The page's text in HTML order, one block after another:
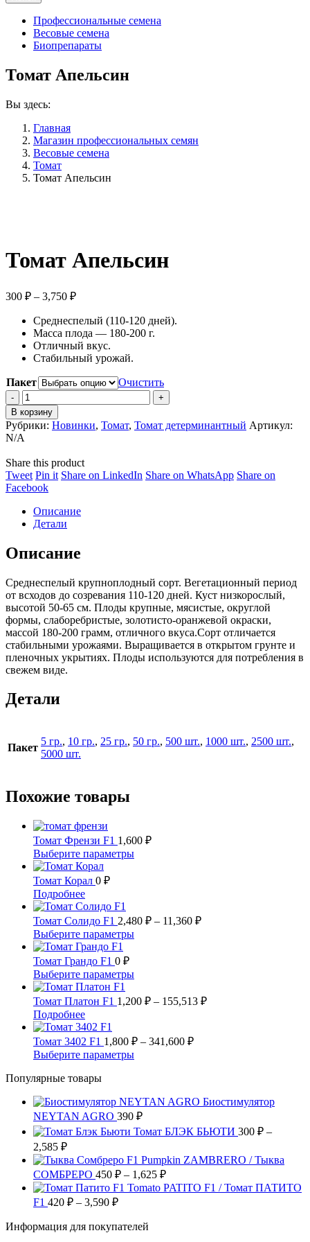
Профессиональные семена
Весовые семена
Биопрепараты
Томат Апельсин
Вы здесь:
Главная
Магазин профессиональных семян
Весовые семена
Томат
Томат Апельсин
Томат Апельсин
300 ₽ – 3,750 ₽Диапазон
300 ₽
–
3,750 ₽
Среднеспелый (110-120 дней).
Масса плода — 180-200 г.
Отличный вкус.
Стабильный урожай.
Пакет
Очистить
Томат
Апельсин
quantity
В корзину
Рубрики: Новинки, Томат, Томат детерминантный Артикул:
N/A
Share this product
TweetShare
on
Pin itShare
Share on LinkedIn Share
Share on WhatsAppShare
Share on
FacebookShare
Facebook
Описание
Детали
Описание
Среднеспелый крупноплодный сорт. Вегетационный период
от всходов до созревания 110-120 дней. Куст низкорослый,
высотой 50-65 см. Плоды крупные, мясистые, округлой
формы, слаборебристые, золотисто-оранжевой окраски,
массой 180-200 грамм, отличного вкуса.Сорт отличается
стабильными урожаями. Выращивается в открытом грунте и
пленочных укрытиях. Плоды используются для потребления в
свежем виде.
Детали
Пакет
5 гр., 10 гр., 25 гр., 50 гр., 500 шт., 1000 шт., 2500 шт.,
5000 шт.
Похожие товары
Томат Френзи F1 1,600 ₽
Выберите параметрыЭтот
Опции
можно
выбрать
товара.
Томат Корал 0 ₽
ПодробнееЭтот
товар
имеет
несколько
вариаций.
Опции
можно
выбрать
на
странице
товара.
Томат Солидо F1 2,480 ₽ – 11,360 ₽Диапазон
Выберите параметрыЭтот
несколько
вариаций.
Опции
можно
странице
товара.
Томат Грандо F1 0 ₽
Выберите параметрыЭтот
имеет
Опции
можно
выбрать
товара.
Томат Платон F1 1,200 ₽ – 155,513 ₽Диапазон
ПодробнееЭтот
товар
имеет
несколько
вариаций.
Опции
выбрать
на
странице
товара.
Томат 3402 F1 1,800 ₽ – 341,600 ₽Диапазон
Выберите параметрыЭтот
вариаций.
Опции
можно
на
странице
товара.
Популярные товары
Биостимулятор
NEYTAN AGRO 390 ₽
Томат БЛЭК БЬЮТИ 300 ₽ –
2,585 ₽Диапазон
цен:
300 ₽
–
2,585 ₽
Pumpkin ZAMBRERO / Тыква
СОМБРЕРО 450 ₽ – 1,625 ₽Диапазон
цен:
Tomato PATITO F1 / Томат ПАТИТО
F1 420 ₽ – 3,590 ₽Диапазон
420 ₽
Информация для покупателей